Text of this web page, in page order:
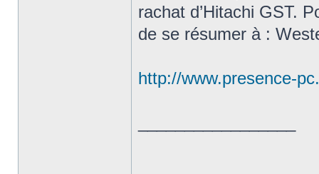
rachat d’Hitachi GST.
de se résumer à :
http://www.presence-